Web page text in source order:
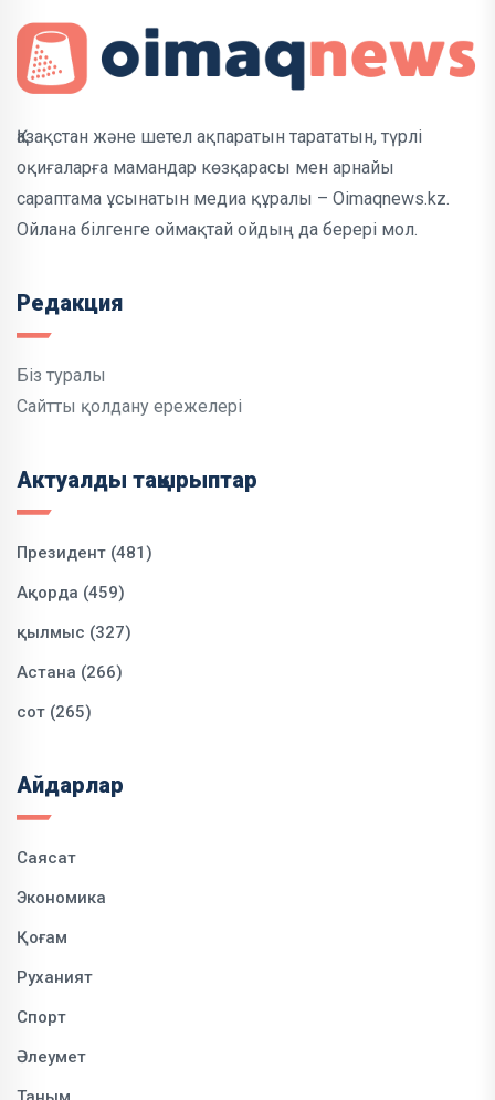
Қазақстан және шетел ақпаратын тарататын, түрлі
оқиғаларға мамандар көзқарасы мен арнайы
сараптама ұсынатын медиа құралы – Oimaqnews.kz.
Ойлана білгенге оймақтай ойдың да берері мол.
Редакция
Біз туралы
Сайтты қолдану ережелері
Актуалды тақырыптар
Президент (481)
Ақорда (459)
қылмыс (327)
Астана (266)
сот (265)
Айдарлар
Саясат
Экономика
Қоғам
Руханият
Спорт
Әлеумет